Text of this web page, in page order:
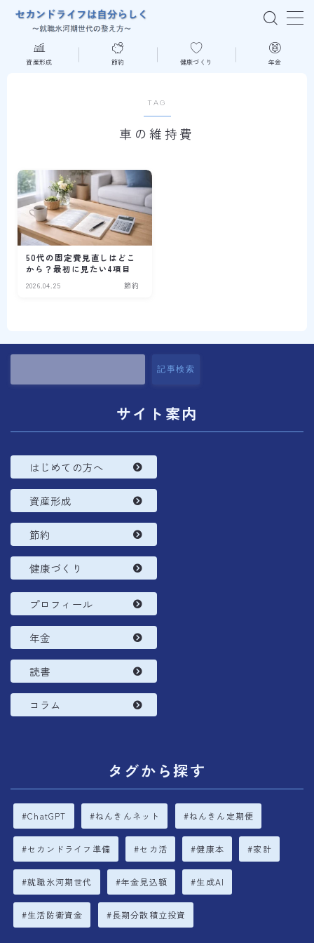
MENU
節約
健康づくり
年金
読書
資産形成 節約 健康づくり 年金
TAG
車の維持費
50代の固定費見直しはどこ
から？最初に見たい4項目
2026.04.25 節約
記事検索
サイト案内
はじめての方へ
資産形成
節約
健康づくり
プロフィール
年金
読書
コラム
タグから探す
ChatGPT ねんきんネット ねんきん定期便
セカンドライフ準備 セカ活 健康本 家計
就職氷河期世代 年金見込額 生成AI
生活防衛資金 長期分散積立投資